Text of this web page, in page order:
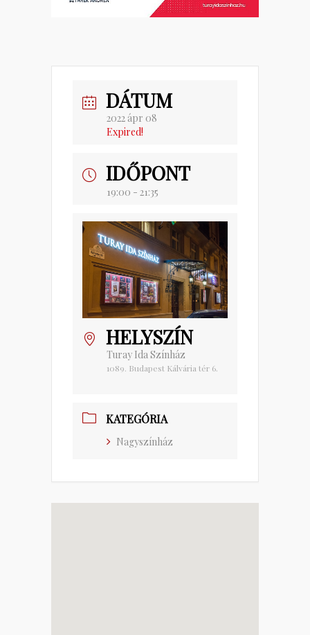
DÁTUM
2022 ápr 08
Expired!
IDŐPONT
19:00 - 21:35
HELYSZÍN
Turay Ida Színház
1089. Budapest Kálvária tér 6.
KATEGÓRIA
Nagyszínház